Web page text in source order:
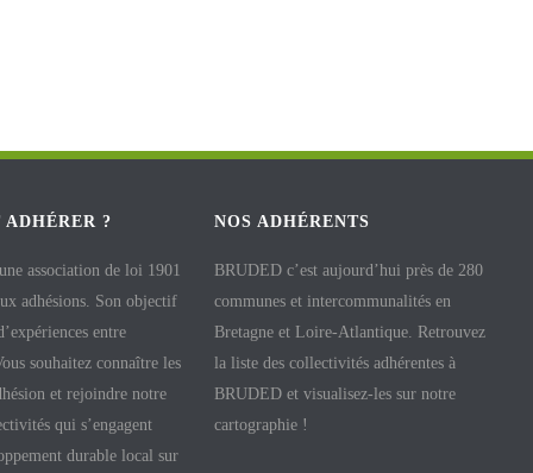
?
association de loi 1901
adhésions. Son objectif
entre
souhaitez connaître les
et rejoindre notre
qui s’engagent
durable local sur
NOS ADHÉRENTS
BRUDED c’est aujourd’hui près de 280
communes et intercommunalités en
Bretagne et Loire-Atlantique. Retrouvez
la liste des collectivités adhérentes à
BRUDED et visualisez-les sur notre
cartographie !